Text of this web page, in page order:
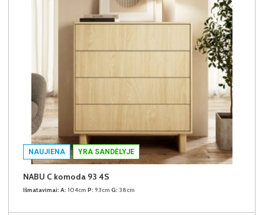
NAUJIENA YRA SANDĖLYJE
NABU C komoda 93 4S
Išmatavimai: A: 104cm P: 93cm G: 38cm